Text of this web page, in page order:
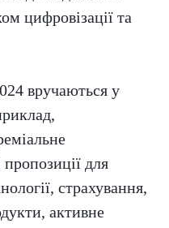
цифровізації та
вручаються у
для
страхування,
активне